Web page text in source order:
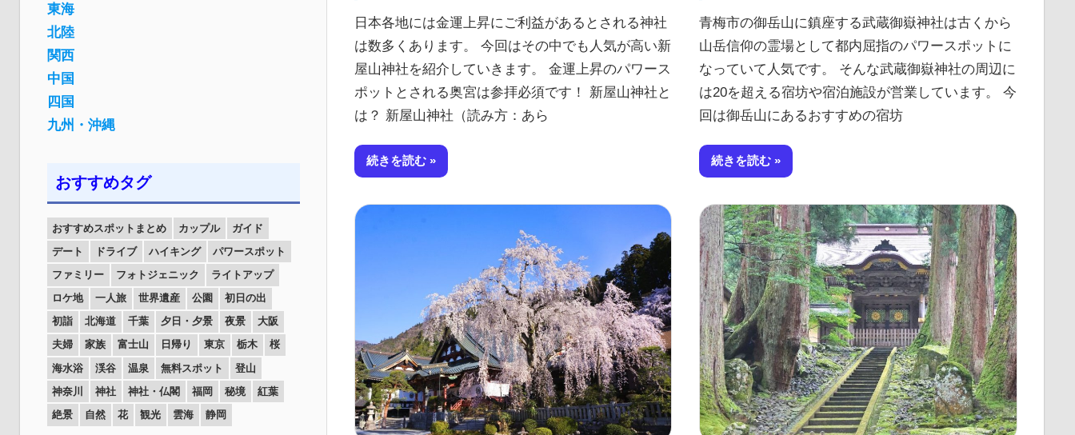
日本各地には金運上昇にご利益があるとされる神社
は数多くあります。 今回はその中でも人気が高い新
屋山神社を紹介していきます。 金運上昇のパワース
ポットとされる奥宮は参拝必須です！ 新屋山神社と
は？ 新屋山神社（読み方：あら
続きを読む
青梅市の御岳山に鎮座する武蔵御嶽神社は古くから
山岳信仰の霊場として都内屈指のパワースポットに
なっていて人気です。 そんな武蔵御嶽神社の周辺に
は20を超える宿坊や宿泊施設が営業しています。 今
回は御岳山にあるおすすめの宿坊
続きを読む
東海
北陸
関西
中国
四国
九州・沖縄
おすすめタグ
おすすめスポットまとめ カップル
ガイド
デート
ドライブ ハイキング
パワースポット
ファミリー
フォトジェニック
ライトアップ
ロケ地
一人旅 世界遺産 公園
初日の出
初詣
北海道 千葉 夕日・夕景 夜景
大阪
夫婦
家族 富士山 日帰り 東京 栃木
桜
海水浴
渓谷 温泉 無料スポット
登山
神奈川
神社 神社・仏閣 福岡 秘境
紅葉
絶景
自然 花 観光 雲海 静岡